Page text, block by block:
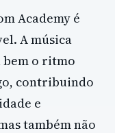
Academy é
A música
bem o ritmo
contribuindo
e
também não